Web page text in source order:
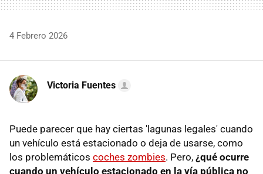
4 Febrero 2026
Victoria Fuentes
Puede parecer que hay ciertas 'lagunas legales' cuando
un vehículo está estacionado o deja de usarse, como
los problemáticos coches zombies. Pero, ¿qué ocurre
cuando un vehículo estacionado en la vía pública no